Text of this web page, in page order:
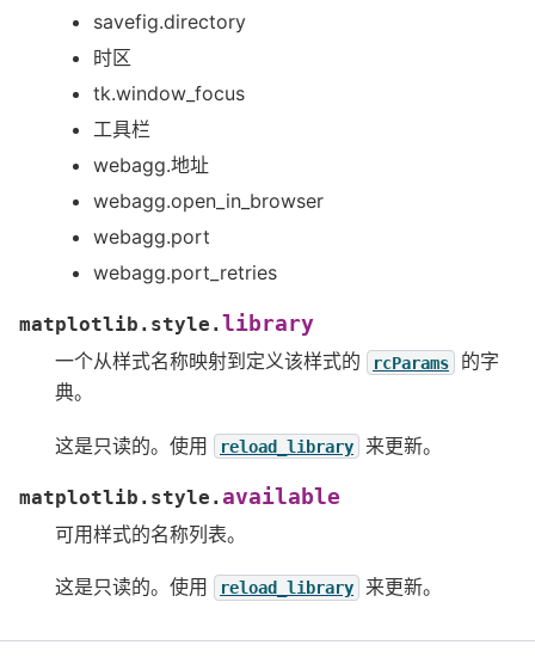
savefig.directory
时区
tk.window_focus
工具栏
webagg.地址
webagg.open_in_browser
webagg.port
webagg.port_retries
matplotlib.style. library
一个从样式名称映射到定义该样式的
rcParams
的字
典。
这是只读的。使用 reload_library 来更新。
matplotlib.style. available
可用样式的名称列表。
这是只读的。使用 reload_library 来更新。